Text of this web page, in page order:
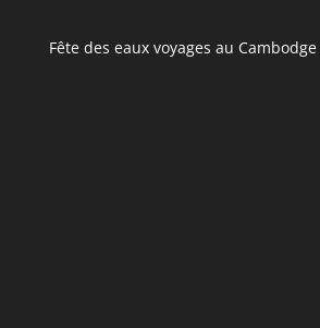
Fête des eaux voyages au Cambodge